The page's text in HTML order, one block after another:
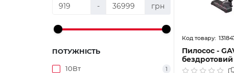
- грн
ПОТУЖНІСТЬ
10Вт 1
Пилосос -